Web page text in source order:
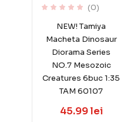
(0)
NEW! Tamiya
Macheta Dinosaur
Diorama Series
NO.7 Mesozoic
Creatures 6buc 1:35
TAM 60107
45.99 lei